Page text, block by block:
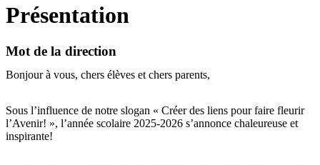
Présentation
Mot de la direction
Bonjour à vous, chers élèves et chers parents,
Sous l’influence de notre slogan « Créer des liens pour faire fleurir
l’Avenir! », l’année scolaire 2025-2026 s’annonce chaleureuse et
inspirante!